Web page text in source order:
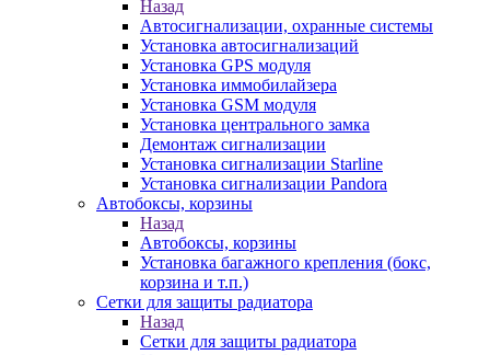
Назад
Автосигнализации, охранные системы
Установка автосигнализаций
Установка GPS модуля
Установка иммобилайзера
Установка GSM модуля
Установка центрального замка
Демонтаж сигнализации
Установка сигнализации Starline
Установка сигнализации Pandora
Автобоксы, корзины
Назад
Автобоксы, корзины
Установка багажного крепления (бокс,
корзина и т.п.)
Сетки для защиты радиатора
Назад
Сетки для защиты радиатора